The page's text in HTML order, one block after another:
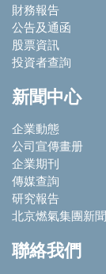
財務報告
公告及通函
股票資訊
投資者查詢
新聞中心
企業動態
公司宣傳畫册
企業期刊
傳媒查詢
研究報告
北京燃氣集團新聞
聯絡我們